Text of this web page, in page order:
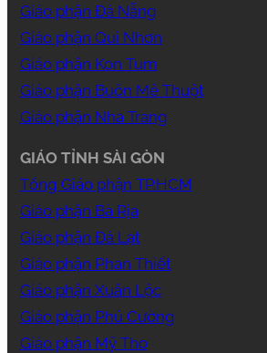
Giáo phận Đà Nẵng
Giáo phận Qui Nhơn
Giáo phận Kon Tum
Giáo phận Buôn Mê Thuột
Giáo phận Nha Trang
GIÁO TỈNH SÀI GÒN
Tổng Giáo phận TP.HCM
Giáo phận Bà Rịa
Giáo phận Đà Lạt
Giáo phận Phan Thiết
Giáo phận Xuân Lộc
Giáo phận Phú Cường
Giáo phận Mỹ Tho